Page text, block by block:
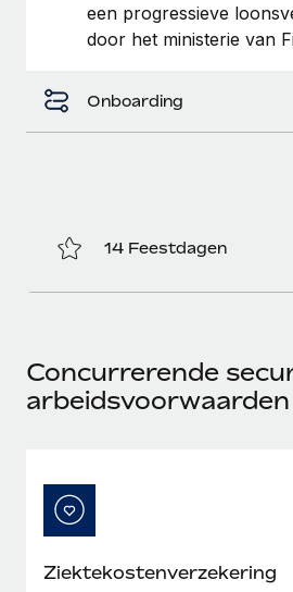
Hoe Phiture 55 werknemers
beheert met Remote
mobiele groeiadviessector, zet zich
een progressieve
door het ministerie van
Onboarding
14 Feestdagen
Concurrerende
Ziektekostenverzekering